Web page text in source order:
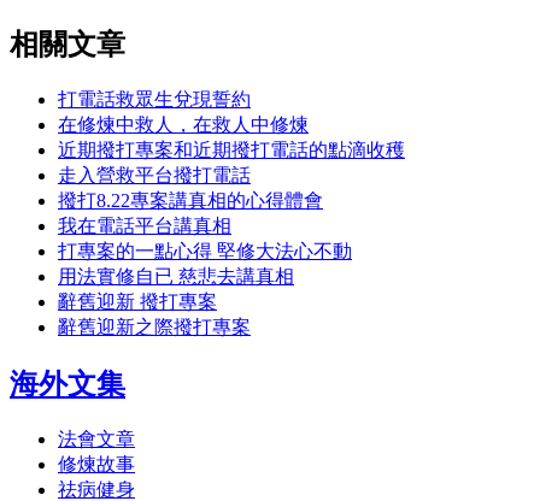
相關文章
打電話救眾生兌現誓約
在修煉中救人，在救人中修煉
近期撥打專案和近期撥打電話的點滴收穫
走入營救平台撥打電話
撥打8.22專案講真相的心得體會
我在電話平台講真相
打專案的一點心得 堅修大法心不動
用法實修自已 慈悲去講真相
辭舊迎新 撥打專案
辭舊迎新之際撥打專案
海外文集
法會文章
修煉故事
祛病健身